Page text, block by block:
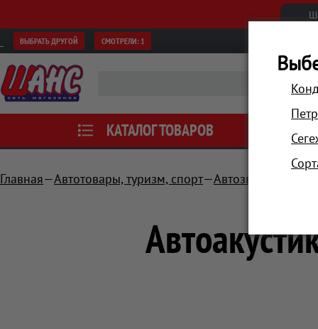
ВЫБРАТЬ ДРУГОЙ СМОТРЕЛИ: 1
КАТАЛОГ ТОВАРОВ АКЦИИ
Главная Автотовары, туризм, спорт Автозвук,